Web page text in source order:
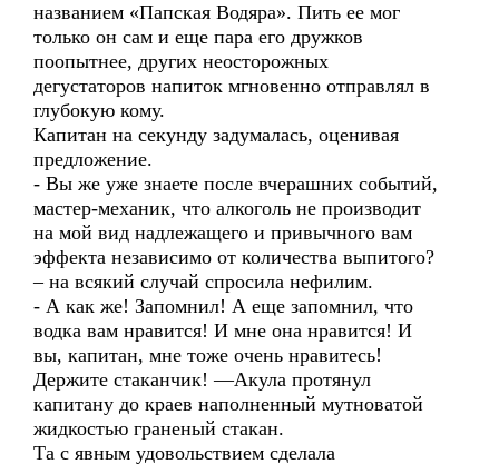
названием «Папская Водяра». Пить ее мог
только он сам и еще пара его дружков
поопытнее, других неосторожных
дегустаторов напиток мгновенно отправлял в
глубокую кому.
Капитан на секунду задумалась, оценивая
предложение.
- Вы же уже знаете после вчерашних событий,
мастер-механик, что алкоголь не производит
на мой вид надлежащего и привычного вам
эффекта независимо от количества выпитого?
– на всякий случай спросила нефилим.
- А как же! Запомнил! А еще запомнил, что
водка вам нравится! И мне она нравится! И
вы, капитан, мне тоже очень нравитесь!
Держите стаканчик! —Акула протянул
капитану до краев наполненный мутноватой
жидкостью граненый стакан.
Та с явным удовольствием сделала